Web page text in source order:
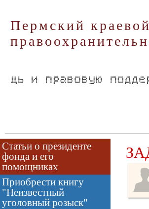
Пермский
Статьи о президенте
фонда и его
помощниках
Приобрести книгу
"Неизвестный
уголовный розыск"